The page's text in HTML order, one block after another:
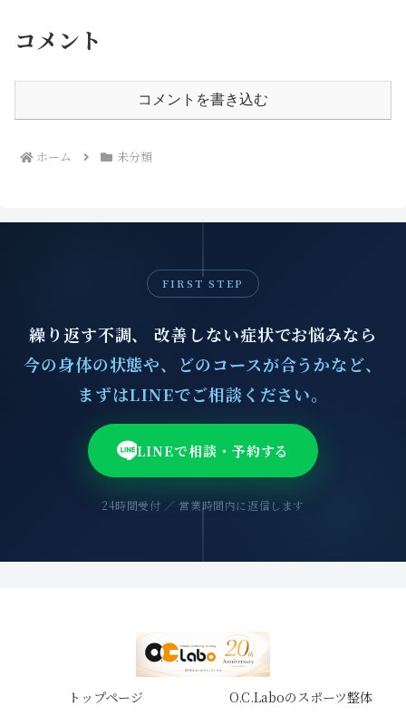
コメント
コメントを書き込む
ホーム 未分類
FIRST STEP
繰り返す不調、 改善しない症状でお悩みなら
今の身体の状態や、どのコースが合うかなど、
まずはLINEでご相談ください。
LINEで相談・予約する
24時間受付 ／ 営業時間内に返信します
トップページ
O.C.Laboのスポーツ整体